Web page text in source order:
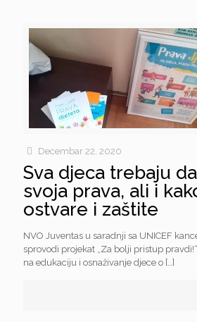
Decembar 22, 2020
Sva djeca trebaju
svoja prava, ali i
ostvare i zaštite
NVO Juventas u saradnji sa UNICEF
sprovodi projekat „Za bolji pristup
na edukaciju i osnaživanje djece o […]